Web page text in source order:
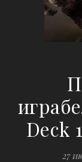
Deck
27